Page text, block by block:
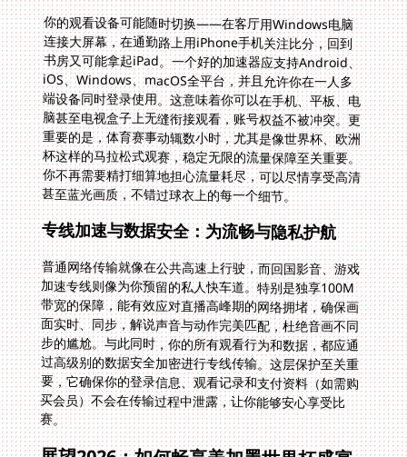
你的观看设备可能随时切换——在客厅用Windows电脑
连接大屏幕，在通勤路上用iPhone手机关注比分，回到
书房又可能拿起iPad。一个好的加速器应支持Android、
iOS、Windows、macOS全平台，并且允许你在一人多
端设备同时登录使用。这意味着你可以在手机、平板、电
脑甚至电视盒子上无缝衔接观看，账号权益不被冲突。更
重要的是，体育赛事动辄数小时，尤其是像世界杯、欧洲
杯这样的马拉松式观赛，稳定无限的流量保障至关重要。
你不再需要精打细算地担心流量耗尽，可以尽情享受高清
甚至蓝光画质，不错过球衣上的每一个细节。
专线加速与数据安全：为流畅与隐私护航
普通网络传输就像在公共高速上行驶，而回国影音、游戏
加速专线则像为你预留的私人快车道。特别是独享100M
带宽的保障，能有效应对直播高峰期的网络拥堵，确保画
面实时、同步，解说声音与动作完美匹配，杜绝音画不同
步的尴尬。与此同时，你的所有观看行为和数据，都应通
过高级别的数据安全加密进行专线传输。这层保护至关重
要，它确保你的登录信息、观看记录和支付资料（如需购
买会员）不会在传输过程中泄露，让你能够安心享受比
赛。